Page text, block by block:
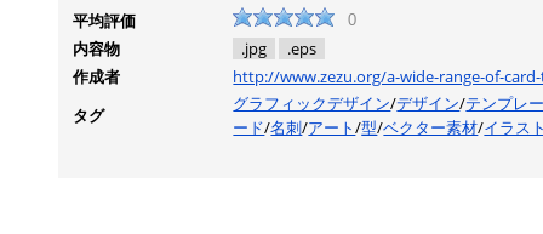
平均評価
0
内容物 .jpg
.eps
作成者
http://www.zezu.org/a-wide-range-of-
タグ
グラフィックデザイン/デザイン/テンプレ
ード/名刺/アート/型/ベクター素材/イラス